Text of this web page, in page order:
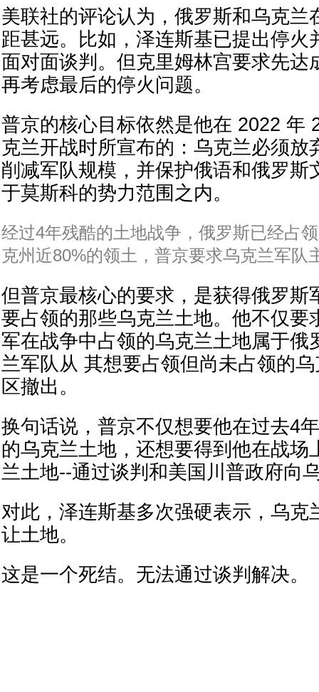
美联社的评论认为，俄罗斯和乌克兰
距甚远。比如，泽连斯基已提出停火
面对面谈判。但克里姆林宫要求先达
再考虑最后的停火问题。
普京的核心目标依然是他在 2022 年
克兰开战时所宣布的：乌克兰必须放
削减军队规模，并保护俄语和俄罗斯
于莫斯科的势力范围之内。
经过4年残酷的土地战争，俄罗斯已经占
克州近80%的领土，普京要求乌克兰军队
但普京最核心的要求，是获得俄罗斯
要占领的那些乌克兰土地。他不仅要
军在战争中占领的乌克兰土地属于俄
兰军队从 其想要占领但尚未占领的
区撤出。
换句话说，普京不仅想要他在过去4
的乌克兰土地，还想要得到他在战场
兰土地--通过谈判和美国川普政府向
对此，泽连斯基多次强硬表示，乌克
让土地。
这是一个死结。无法通过谈判解决。